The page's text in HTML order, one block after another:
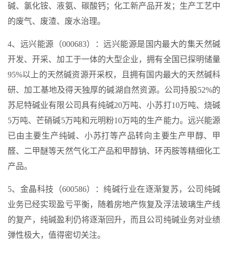
碱、氯化铵、液氨、碳酸钙；化工新产品开发；生产工艺中
的废气、废渣、废水治理。
4、远兴能源（000683）：远兴能源是国内最大的集天然碱
开发、开采、加工于一体的大型企业，拥有全国已探明储量
95%以上的天然碱资源开采权，且拥有国内最大的天然碱科
研、加工基地及得天独厚的碱湖自然资源。公司持股52%的
苏尼特碱业有限公司具有纯碱20万吨、小苏打10万吨、烧碱
5万吨、芒硝碱5万吨和元明粉10万吨的生产能力。远兴能源
已由主要生产纯碱、小苏打等产品转向主要生产甲醇、甲
醛、二甲醚等天然气化工产品和甲醇钠、环丙胺等精细化工
产品。
5、金晶科技（600586）：纯碱行业在逐渐复苏，公司纯碱
业务已经实现盈亏平衡，随着房地产恢复及浮法玻璃生产线
的复产，纯碱盈利仍将逐渐回升，而且公司纯碱业务对业绩
弹性极大，值得密切关注。